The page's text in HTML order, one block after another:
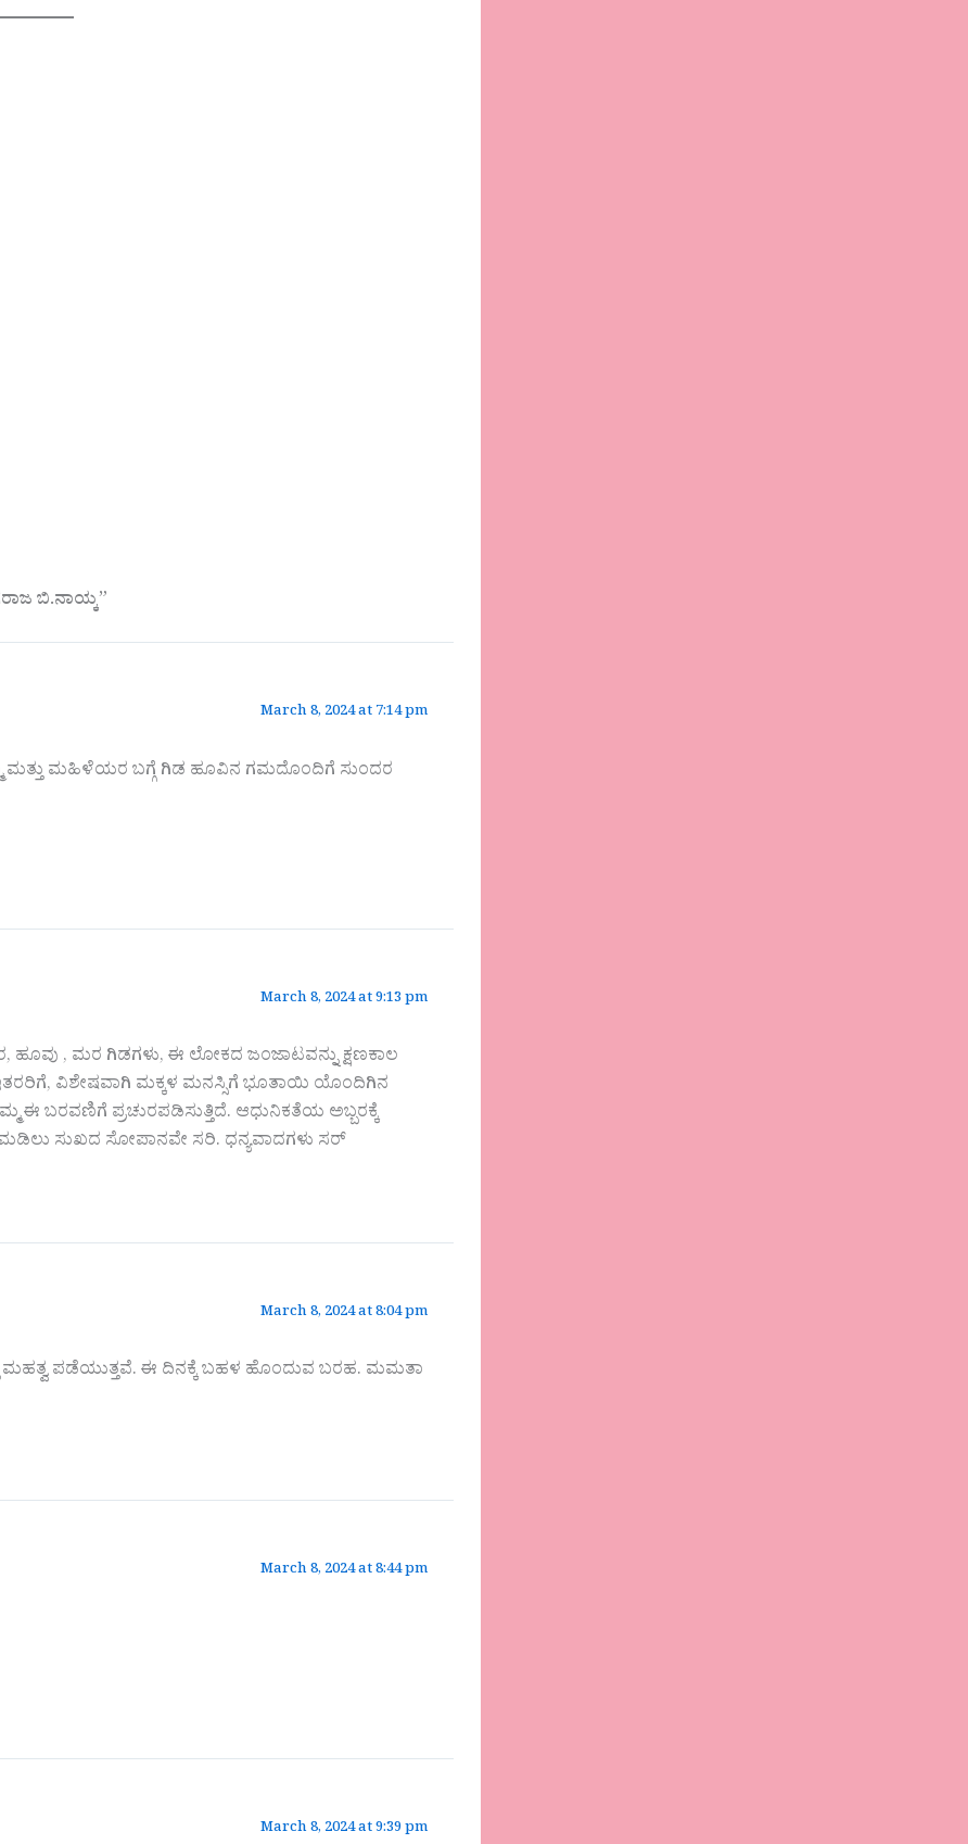
ಬಿ.ನಾಯ್ಕ”
March 8, 2024 at 7:14 pm
ಮಹಿಳೆಯರ ಬಗ್ಗೆ ಗಿಡ ಹೂವಿನ ಗಮದೊಂದಿಗೆ ಸುಂದರ
March 8, 2024 at 9:13 pm
ಹೂವು , ಮರ ಗಿಡಗಳು, ಈ ಲೋಕದ ಜಂಜಾಟವನ್ನು ಕ್ಷಣಕಾಲ
ವಿಶೇಷವಾಗಿ ಮಕ್ಕಳ ಮನಸ್ಸಿಗೆ ಭೂತಾಯಿ ಯೊಂದಿಗಿನ
ಈ ಬರವಣಿಗೆ ಪ್ರಚುರಪಡಿಸುತ್ತಿದೆ. ಆಧುನಿಕತೆಯ ಅಬ್ಬರಕ್ಕೆ
ಸುಖದ ಸೋಪಾನವೇ ಸರಿ. ಧನ್ಯವಾದಗಳು ಸರ್
March 8, 2024 at 8:04 pm
ಮಹತ್ವ ಪಡೆಯುತ್ತವೆ. ಈ ದಿನಕ್ಕೆ ಬಹಳ ಹೊಂದುವ ಬರಹ. ಮಮತಾ
March 8, 2024 at 8:44 pm
March 8, 2024 at 9:39 pm